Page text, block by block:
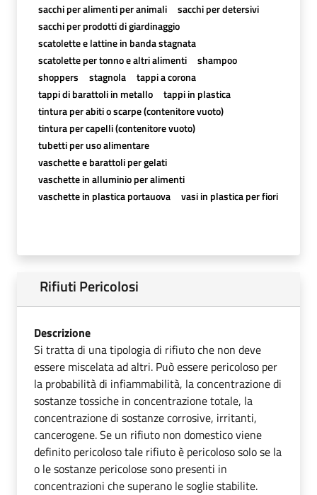
sacchi per alimenti per animali
sacchi per detersivi
sacchi per prodotti di giardinaggio
scatolette e lattine in banda stagnata
scatolette per tonno e altri alimenti
shampoo
shoppers
stagnola
tappi a corona
tappi di barattoli in metallo
tappi in plastica
tintura per abiti o scarpe (contenitore vuoto)
tintura per capelli (contenitore vuoto)
tubetti per uso alimentare
vaschette e barattoli per gelati
vaschette in alluminio per alimenti
vaschette in plastica portauova
vasi in plastica per fiori
Rifiuti Pericolosi
Descrizione
Si tratta di una tipologia di rifiuto che non deve
essere miscelata ad altri. Può essere pericoloso per
la probabilità di infiammabilità, la concentrazione di
sostanze tossiche in concentrazione totale, la
concentrazione di sostanze corrosive, irritanti,
cancerogene. Se un rifiuto non domestico viene
definito pericoloso tale rifiuto è pericoloso solo se la
o le sostanze pericolose sono presenti in
concentrazioni che superano le soglie stabilite.